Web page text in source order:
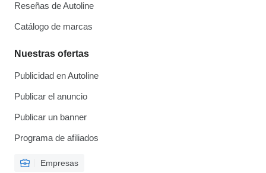
Reseñas de Autoline
Catálogo de marcas
Nuestras ofertas
Publicidad en Autoline
Publicar el anuncio
Publicar un banner
Programa de afiliados
Empresas